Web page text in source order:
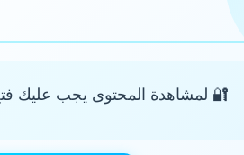
🔐 لمشاهدة المحتوى يجب عليك